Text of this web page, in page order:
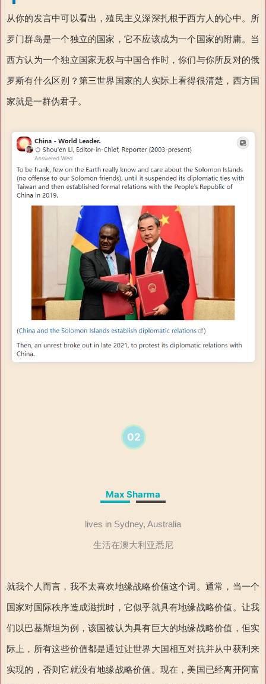
从你的发言中可以看出，殖民主义深深扎根于西方人的心中。所
罗门群岛是一个独立的国家，它不应该成为一个国家的附庸。当
西方认为一个独立国家无权与中国合作时，你们与你所反对的俄
罗斯有什么区别？第三世界国家的人实际上看得很清楚，西方国
家就是一群伪君子。
02
Max Sharma
lives in Sydney, Australia
生活在澳大利亚悉尼
就我个人而言，我不太喜欢地缘战略价值这个词。通常，当一个
国家对国际秩序造成滋扰时，它似乎就具有地缘战略价值。让我
们以巴基斯坦为例，该国被认为具有巨大的地缘战略价值，但实
际上，所有这些价值都是通过让世界大国相互对抗并从中获利来
实现的，否则它就没有地缘战略价值。现在，美国已经离开阿富